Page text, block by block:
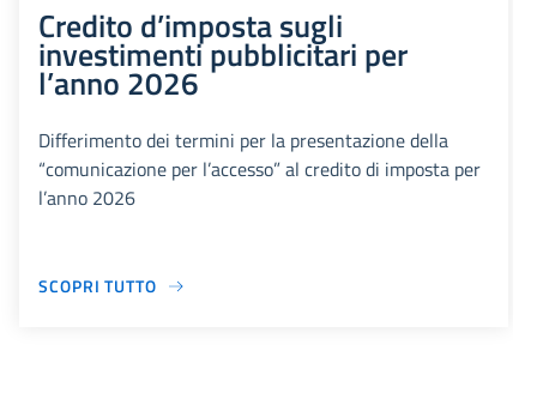
Credito d’imposta sugli
investimenti pubblicitari per
l’anno 2026
Differimento dei termini per la presentazione della
“comunicazione per l’accesso” al credito di imposta per
l’anno 2026
SCOPRI TUTTO